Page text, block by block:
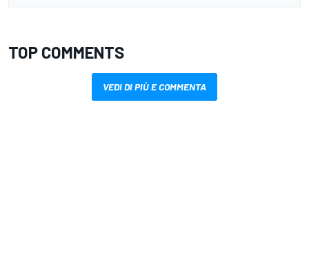
TOP COMMENTS
VEDI DI PIÙ E COMMENTA